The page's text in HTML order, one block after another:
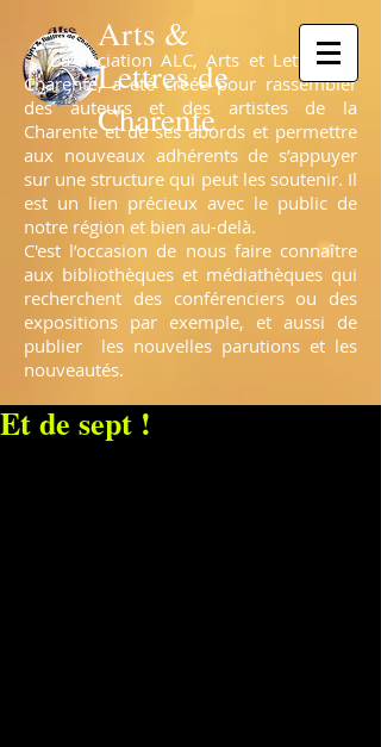
Arts &
Lettres de
Charente
L’association ALC, Arts et Lettres de
Charente, a été créée pour rassembler
des auteurs et des artistes de la
Charente et de ses abords et permettre
aux nouveaux adhérents de s’appuyer
sur une structure qui peut les soutenir. Il
est un lien précieux avec le public de
notre région et bien au-delà.
C'est l’occasion de nous faire connaître
aux bibliothèques et médiathèques qui
recherchent des conférenciers ou des
expositions par exemple, et aussi de
publier les nouvelles parutions et les
nouveautés.
Et de sept !